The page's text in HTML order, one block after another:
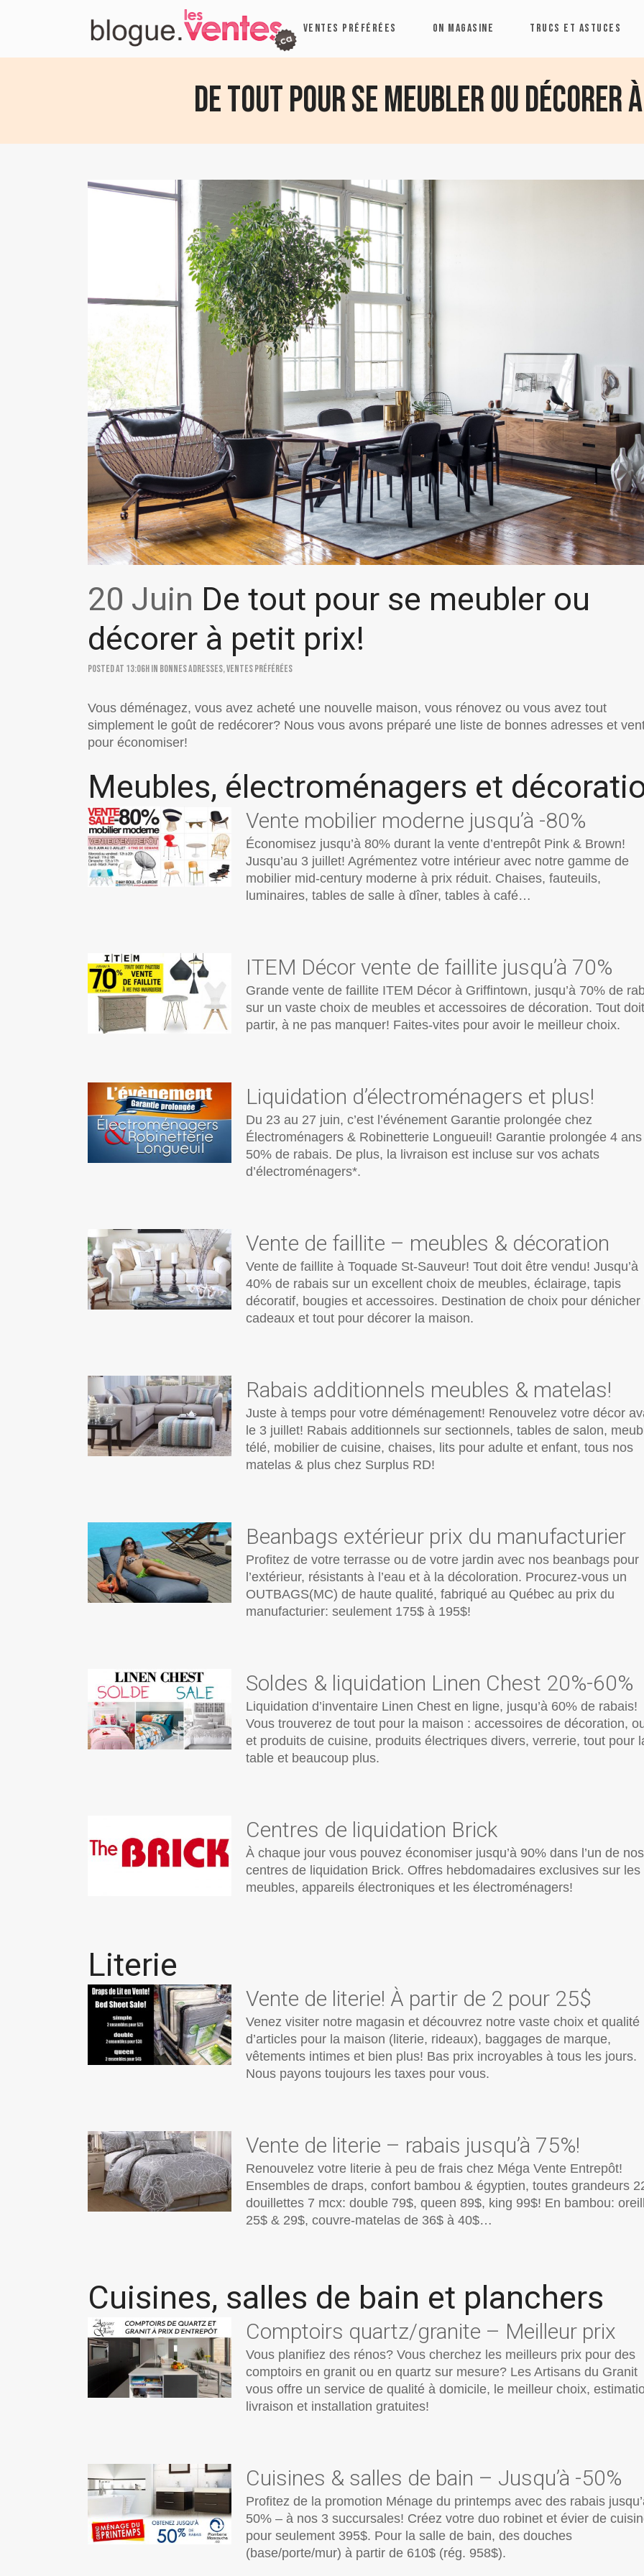
VENTES PRÉFÉRÉES ON MAGASINE TRUCS ET ASTUCES
De tout pour se meubler ou décorer
20 Juin De tout pour se meubler ou
décorer à petit prix!
Posted at 13:06hin Bonnes adresses,Ventes préférées
Vous déménagez, vous avez acheté une nouvelle maison, vous rénovez ou vous avez tout
simplement le goût de redécorer? Nous vous avons préparé une liste de bonnes adresses et
pour économiser!
Meubles, électroménagers et
Vente mobilier moderne jusqu’à -80%
Économisez jusqu’à 80% durant la vente d’entrepôt Pink & Brown!
Jusqu’au 3 juillet! Agrémentez votre intérieur avec notre gamme de
mobilier mid-century moderne à prix réduit. Chaises, fauteuils,
luminaires, tables de salle à dîner, tables à café…
ITEM Décor vente de faillite jusqu’à 70%
Grande vente de faillite ITEM Décor à Griffintown, jusqu’à 70% de
sur un vaste choix de meubles et accessoires de décoration. Tout doit
partir, à ne pas manquer! Faites-vites pour avoir le meilleur choix.
Liquidation d’électroménagers et plus!
Du 23 au 27 juin, c’est l’événement Garantie prolongée chez
Électroménagers & Robinetterie Longueuil! Garantie prolongée 4 ans
50% de rabais. De plus, la livraison est incluse sur vos achats
d’électroménagers*.
Vente de faillite – meubles & décoration
Vente de faillite à Toquade St-Sauveur! Tout doit être vendu! Jusqu’à
40% de rabais sur un excellent choix de meubles, éclairage, tapis
décoratif, bougies et accessoires. Destination de choix pour dénicher
cadeaux et tout pour décorer la maison.
Rabais additionnels meubles & matelas!
Juste à temps pour votre déménagement! Renouvelez votre décor
le 3 juillet! Rabais additionnels sur sectionnels, tables de salon,
télé, mobilier de cuisine, chaises, lits pour adulte et enfant, tous nos
matelas & plus chez Surplus RD!
Beanbags extérieur prix du manufacturier
Profitez de votre terrasse ou de votre jardin avec nos beanbags pour
l’extérieur, résistants à l’eau et à la décoloration. Procurez-vous un
OUTBAGS(MC) de haute qualité, fabriqué au Québec au prix du
manufacturier: seulement 175$ à 195$!
Soldes & liquidation Linen Chest 20%-60%
Liquidation d’inventaire Linen Chest en ligne, jusqu’à 60% de rabais!
Vous trouverez de tout pour la maison : accessoires de décoration,
et produits de cuisine, produits électriques divers, verrerie, tout pour
table et beaucoup plus.
Centres de liquidation Brick
À chaque jour vous pouvez économiser jusqu’à 90% dans l’un de nos
centres de liquidation Brick. Offres hebdomadaires exclusives sur les
meubles, appareils électroniques et les électroménagers!
Literie
Vente de literie! À partir de 2 pour 25$
Venez visiter notre magasin et découvrez notre vaste choix et qualité
d’articles pour la maison (literie, rideaux), baggages de marque,
vêtements intimes et bien plus! Bas prix incroyables à tous les jours.
Nous payons toujours les taxes pour vous.
Vente de literie – rabais jusqu’à 75%!
Renouvelez votre literie à peu de frais chez Méga Vente Entrepôt!
Ensembles de draps, confort bambou & égyptien, toutes grandeurs
douillettes 7 mcx: double 79$, queen 89$, king 99$! En bambou:
25$ & 29$, couvre-matelas de 36$ à 40$…
Cuisines, salles de bain et planchers
Comptoirs quartz/granite – Meilleur prix
Vous planifiez des rénos? Vous cherchez les meilleurs prix pour des
comptoirs en granit ou en quartz sur mesure? Les Artisans du Granit
vous offre un service de qualité à domicile, le meilleur choix,
livraison et installation gratuites!
Cuisines & salles de bain – Jusqu’à -50%
Profitez de la promotion Ménage du printemps avec des rabais
50% – à nos 3 succursales! Créez votre duo robinet et évier de
pour seulement 395$. Pour la salle de bain, des douches
(base/porte/mur) à partir de 610$ (rég. 958$).